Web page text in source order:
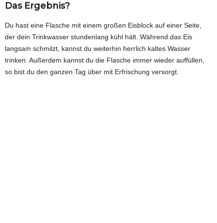
Das Ergebnis?
Du hast eine Flasche mit einem großen Eisblock auf einer Seite,
der dein Trinkwasser stundenlang kühl hält. Während das Eis
langsam schmilzt, kannst du weiterhin herrlich kaltes Wasser
trinken. Außerdem kannst du die Flasche immer wieder auffüllen,
so bist du den ganzen Tag über mit Erfrischung versorgt.